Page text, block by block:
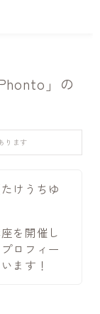
」の
ります
けうちゆ
を開催し
ロフィー
ます！